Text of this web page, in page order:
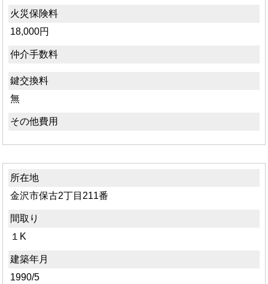
火災保険料
18,000円
仲介手数料
鍵交換料
無
その他費用
所在地
金沢市保古2丁目211番
間取り
１K
建築年月
1990/5